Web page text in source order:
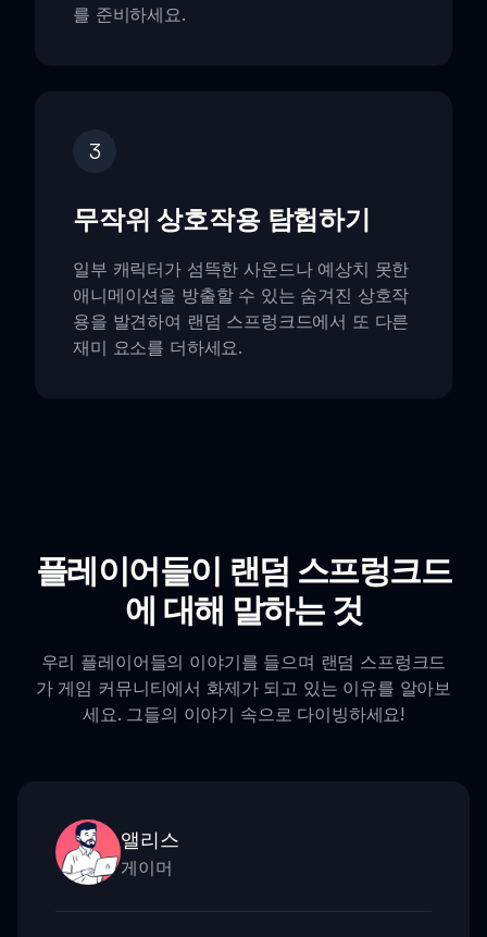
를 준비하세요.
3
무작위 상호작용 탐험하기
일부 캐릭터가 섬뜩한 사운드나 예상치 못한
애니메이션을 방출할 수 있는 숨겨진 상호작
용을 발견하여 랜덤 스프렁크드에서 또 다른
재미 요소를 더하세요.
플레이어들이 랜덤 스프렁크드
에 대해 말하는 것
우리 플레이어들의 이야기를 들으며 랜덤 스프렁크드
가 게임 커뮤니티에서 화제가 되고 있는 이유를 알아보
세요. 그들의 이야기 속으로 다이빙하세요!
앨리스
게이머